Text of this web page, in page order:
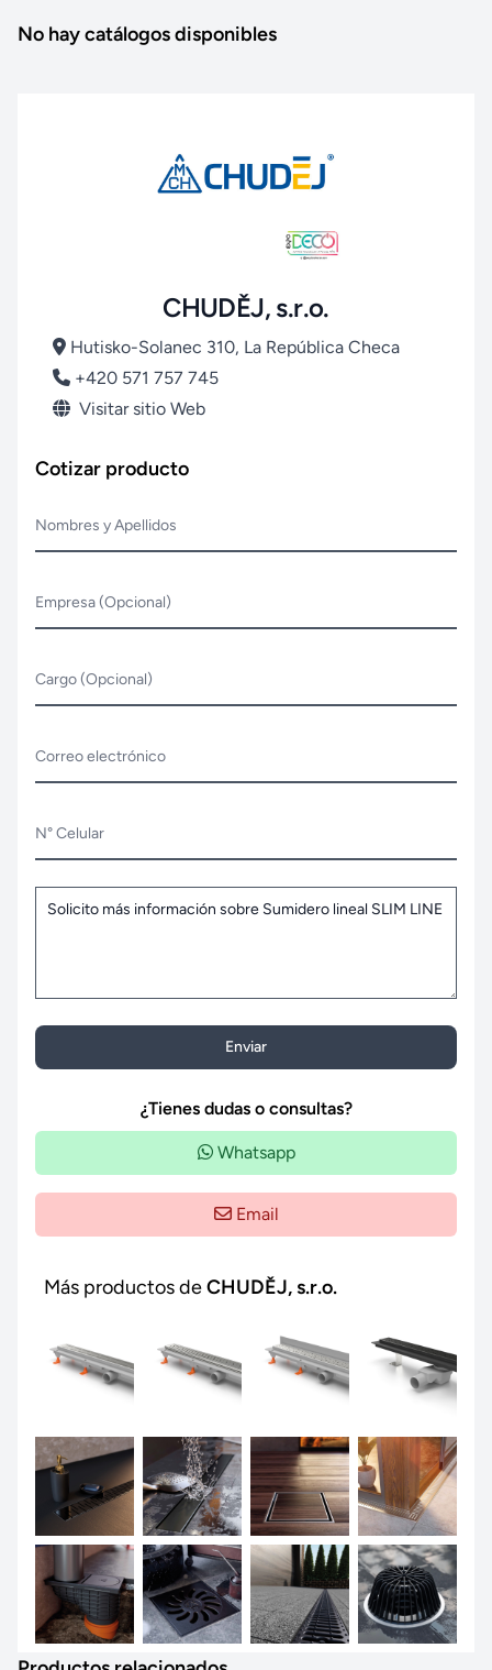
No hay catálogos disponibles
CHUDĚJ, s.r.o.
Hutisko-Solanec 310, La República Checa
+420 571 757 745
Visitar sitio Web
Cotizar producto
Nombres y Apellidos
Empresa (Opcional)
Cargo (Opcional)
Correo electrónico
N° Celular
Enviar
¿Tienes dudas o consultas?
Whatsapp
Email
Más productos deCHUDĚJ, s.r.o.